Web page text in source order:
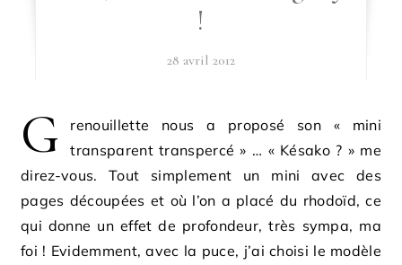
!
28 avril 2012
G
renouillette nous a proposé son « mini
transparent transpercé » … « Késako ? » me
direz-vous. Tout simplement un mini avec des
pages découpées et où l’on a placé du rhodoïd, ce
qui donne un effet de profondeur, très sympa, ma
foi ! Evidemment, avec la puce, j’ai choisi le modèle